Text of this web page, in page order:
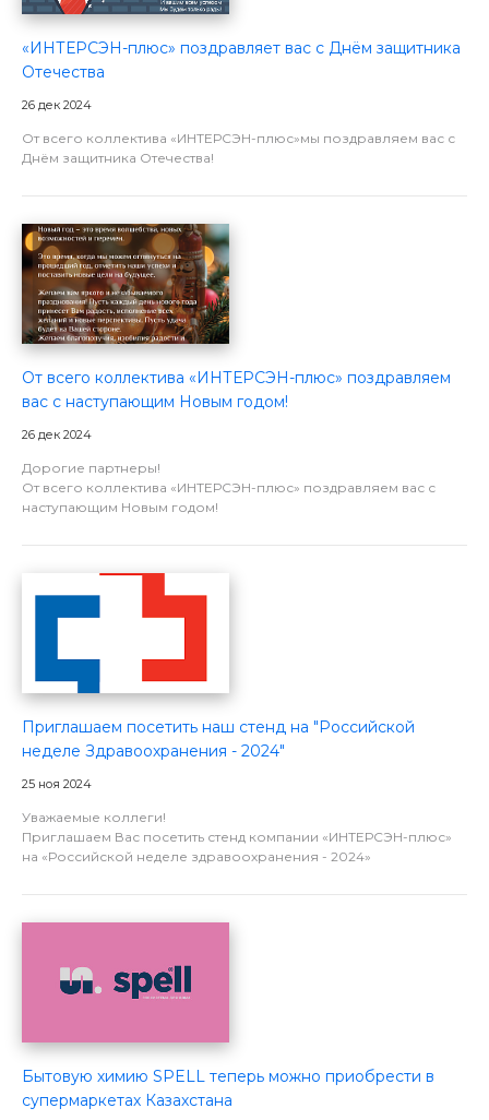
«ИНТЕРСЭН-плюс» поздравляет вас с Днём защитника
Отечества
26 дек 2024
От всего коллектива «ИНТЕРСЭН-плюс»мы поздравляем вас с
Днём защитника Отечества!
От всего коллектива «ИНТЕРСЭН-плюс» поздравляем
вас с наступающим Новым годом!
26 дек 2024
Дорогие партнеры!
От всего коллектива «ИНТЕРСЭН-плюс» поздравляем вас с
наступающим Новым годом!
Приглашаем посетить наш стенд на "Российской
неделе Здравоохранения - 2024"
25 ноя 2024
Уважаемые коллеги!
Приглашаем Вас посетить стенд компании «ИНТЕРСЭН-плюс»
на «Российской неделе здравоохранения - 2024»
Бытовую химию SPELL теперь можно приобрести в
супермаркетах Казахстана